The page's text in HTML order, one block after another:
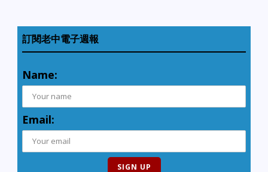
訂閱老中電子週報
Name:
Email: